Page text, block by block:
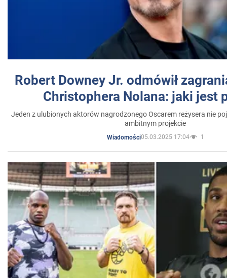
Robert Downey Jr. odmówił
Christophera Nolana: jaki jest
Jeden z ulubionych aktorów nagrodzonego Oscarem reżysera nie
ambitnym projekcie
Wiadomości05.03.2025 17:04 1